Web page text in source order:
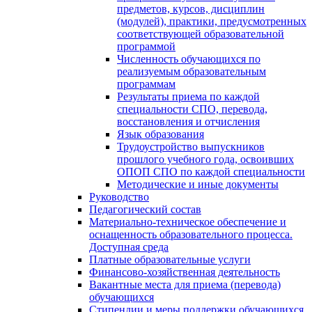
предметов, курсов, дисциплин
(модулей), практики, предусмотренных
соответствующей образовательной
программой
Численность обучающихся по
реализуемым образовательным
программам
Результаты приема по каждой
специальности СПО, перевода,
восстановления и отчисления
Язык образования
Трудоустройство выпускников
прошлого учебного года, освоивших
ОПОП СПО по каждой специальности
Методические и иные документы
Руководство
Педагогический состав
Материально-техническое обеспечение и
оснащенность образовательного процесса.
Доступная среда
Платные образовательные услуги
Финансово-хозяйственная деятельность
Вакантные места для приема (перевода)
обучающихся
Стипендии и меры поддержки обучающихся